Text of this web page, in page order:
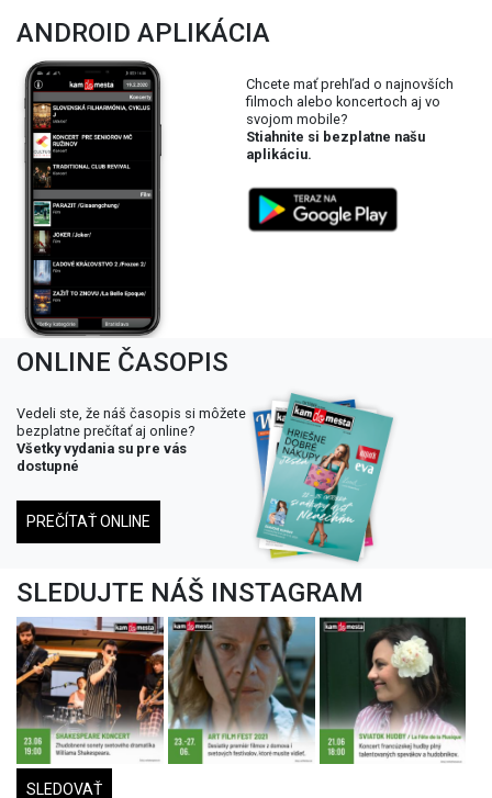
ANDROID APLIKÁCIA
Chcete mať prehľad o najnovších
filmoch alebo koncertoch aj vo
svojom mobile?
Stiahnite si bezplatne našu
aplikáciu.
ONLINE ČASOPIS
Vedeli ste, že náš časopis si môžete
bezplatne prečítať aj online?
Všetky vydania su pre vás
dostupné
PREČÍTAŤ ONLINE
SLEDUJTE NÁŠ INSTAGRAM
SLEDOVAŤ